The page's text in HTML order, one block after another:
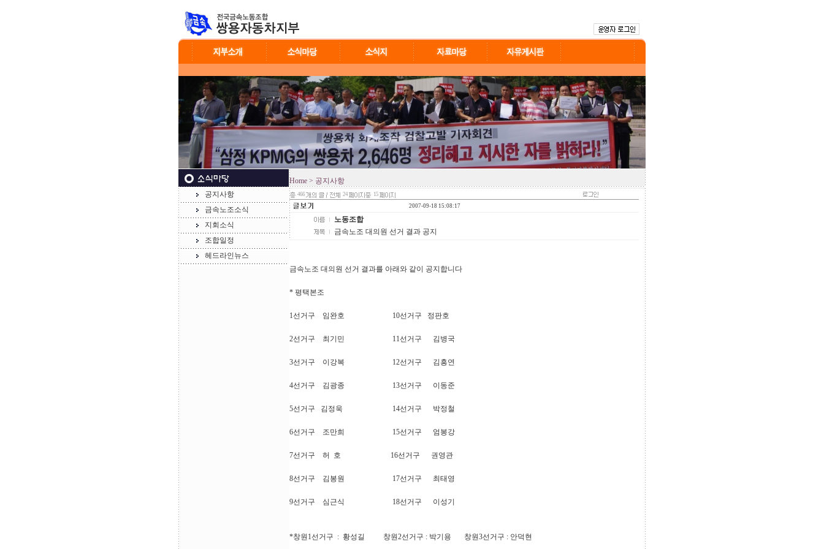
공지사항
금속노조소식
지회소식
조합일정
헤드라인뉴스
Home > 공지사항
466 24
15
2007-09-18 15:08:17
노동조합
금속노조 대의원 선거 결과 공지
금속노조 대의원 선거 결과를 아래와 같이 공지합니다
* 평택본조
1선거구 임완호 10선거구 정판호
2선거구 최기민 11선거구 김병국
3선거구 이강복 12선거구 김흥연
4선거구 김광종 13선거구 이동준
5선거구 김정욱 14선거구 박정철
6선거구 조만희 15선거구 엄봉강
7선거구 허 호 16선거구 권영관
8선거구 김봉원 17선거구 최태영
9선거구 심근식 18선거구 이성기
*창원1선거구 : 황성길 창원2선거구 : 박기용 창원3선거구 : 안덕현